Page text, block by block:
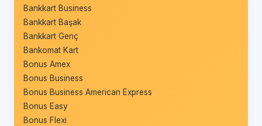
Bankkart Business
Bankkart Başak
Bankkart Genç
Bankomat Kart
Bonus Amex
Bonus Business
Bonus Business American Express
Bonus Easy
Bonus Flexi